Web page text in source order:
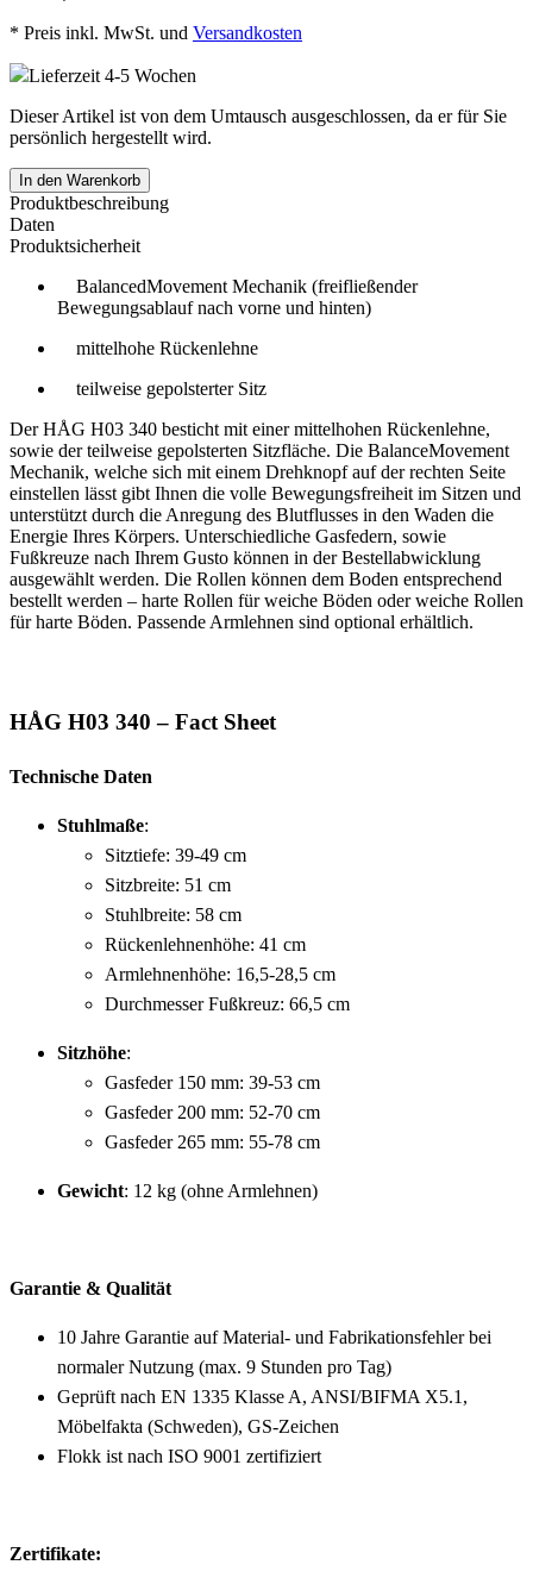
* Preis inkl. MwSt. und Versandkosten
Lieferzeit 4-5 Wochen
Dieser Artikel ist von dem Umtausch ausgeschlossen, da er für Sie
persönlich hergestellt wird.
In den Warenkorb
Produktbeschreibung
Daten
Produktsicherheit
BalancedMovement Mechanik (freifließender
Bewegungsablauf nach vorne und hinten)
mittelhohe Rückenlehne
teilweise gepolsterter Sitz
Der HÅG H03 340 besticht mit einer mittelhohen Rückenlehne,
sowie der teilweise gepolsterten Sitzfläche. Die BalanceMovement
Mechanik, welche sich mit einem Drehknopf auf der rechten Seite
einstellen lässt gibt Ihnen die volle Bewegungsfreiheit im Sitzen und
unterstützt durch die Anregung des Blutflusses in den Waden die
Energie Ihres Körpers. Unterschiedliche Gasfedern, sowie
Fußkreuze nach Ihrem Gusto können in der Bestellabwicklung
ausgewählt werden. Die Rollen können dem Boden entsprechend
bestellt werden – harte Rollen für weiche Böden oder weiche Rollen
für harte Böden. Passende Armlehnen sind optional erhältlich.
HÅG H03 340 – Fact Sheet
Technische Daten
Stuhlmaße:
Sitztiefe: 39-49 cm
Sitzbreite: 51 cm
Stuhlbreite: 58 cm
Rückenlehnenhöhe: 41 cm
Armlehnenhöhe: 16,5-28,5 cm
Durchmesser Fußkreuz: 66,5 cm
Sitzhöhe:
Gasfeder 150 mm: 39-53 cm
Gasfeder 200 mm: 52-70 cm
Gasfeder 265 mm: 55-78 cm
Gewicht: 12 kg (ohne Armlehnen)
Garantie & Qualität
10 Jahre Garantie auf Material- und Fabrikationsfehler bei
normaler Nutzung (max. 9 Stunden pro Tag)
Geprüft nach EN 1335 Klasse A, ANSI/BIFMA X5.1,
Möbelfakta (Schweden), GS-Zeichen
Flokk ist nach ISO 9001 zertifiziert
Zertifikate: